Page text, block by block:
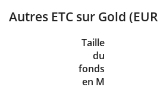
Autres ETC sur Gold
Taille
du
fonds
en M